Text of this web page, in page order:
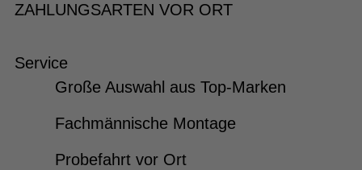
ZAHLUNGSARTEN VOR ORT
Service
Große Auswahl aus Top-Marken
Fachmännische Montage
Probefahrt vor Ort